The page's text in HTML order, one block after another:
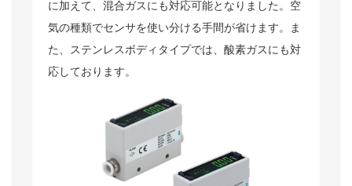
に加えて、混合ガスにも対応可能となりました。空
気の種類でセンサを使い分ける手間が省けます。ま
た、ステンレスボディタイプでは、酸素ガスにも対
応しております。